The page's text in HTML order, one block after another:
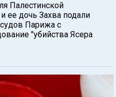
Палестинской
ее дочь Захва подали
Парижа с
"убийства Ясера